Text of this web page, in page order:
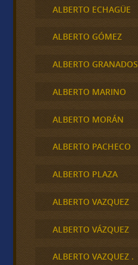
ALBERTO ECHAGÜE
ALBERTO GÓMEZ
ALBERTO GRANADOS
ALBERTO MARINO
ALBERTO MORÁN
ALBERTO PACHECO
ALBERTO PLAZA
ALBERTO VAZQUEZ
ALBERTO VÁZQUEZ
ALBERTO VAZQUEZ .